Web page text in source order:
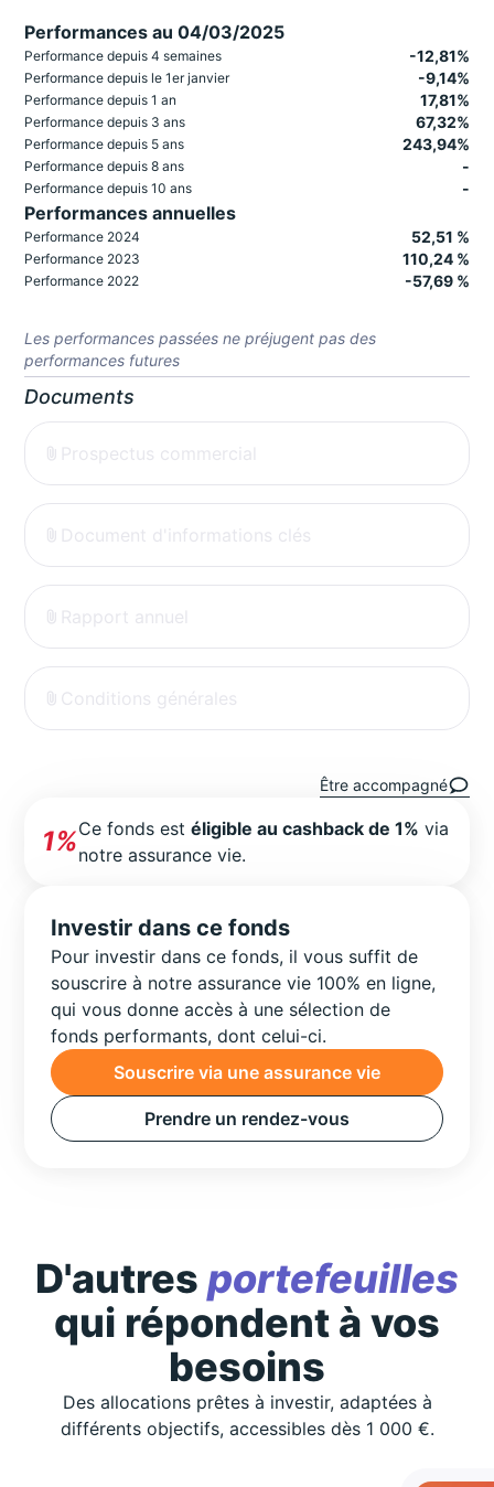
Performances au 04/03/2025
Performance depuis 4 semaines -12,81%
Performance depuis le 1er janvier -9,14%
Performance depuis 1 an 17,81%
Performance depuis 3 ans 67,32%
Performance depuis 5 ans 243,94%
Performance depuis 8 ans -
Performance depuis 10 ans -
Performances annuelles
Performance 2024 52,51 %
Performance 2023 110,24 %
Performance 2022 -57,69 %
Les performances passées ne préjugent pas des
performances futures
Documents
Prospectus commercial
Document d'informations clés
Rapport annuel
Conditions générales
Être accompagné
1%Ce fonds estéligible au cashback de 1% via
notre assurance vie.
Investir dans ce fonds
Pour investir dans ce fonds, il vous suffit de
souscrire à notre assurance vie 100% en ligne,
qui vous donne accès à une sélection de
fonds performants, dont celui-ci.
Souscrire via une assurance vie
Prendre un rendez-vous
D'autres portefeuilles
qui répondent à vos
besoins
Des allocations prêtes à investir, adaptées à
différents objectifs, accessibles dès 1 000 €.